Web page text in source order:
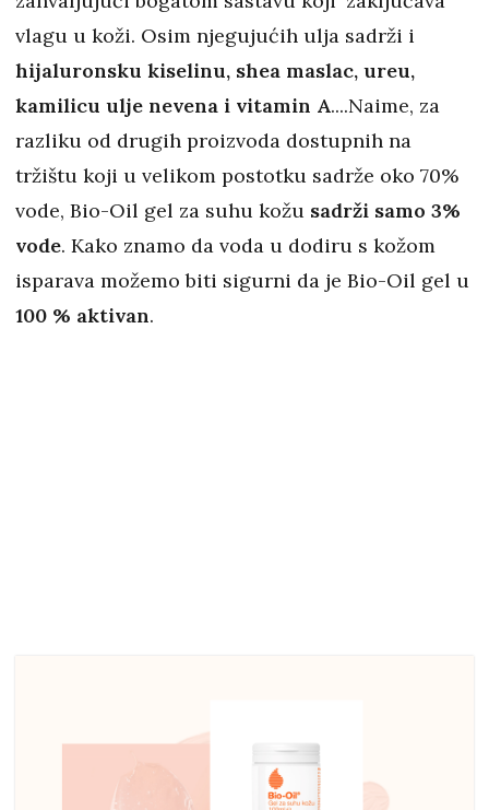
vlagu u koži. Osim njegujućih ulja sadrži i
hijaluronsku kiselinu, shea maslac, ureu,
kamilicu ulje nevena i vitamin A....Naime, za
razliku od drugih proizvoda dostupnih na
tržištu koji u velikom postotku sadrže oko 70%
vode, Bio-Oil gel za suhu kožu sadrži samo 3%
vode. Kako znamo da voda u dodiru s kožom
isparava možemo biti sigurni da je Bio-Oil gel u
100 % aktivan.